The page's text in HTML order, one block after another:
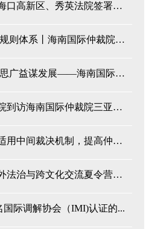
海南国际仲裁院与海口高新区、秀英法院签署商事纠纷多...
汇聚专家智慧 完善规则体系丨海南国际仲裁院召开仲裁...
凝聚共识提质效 集思广益谋发展——海南国际仲裁院举...
三亚市中级人民法院到访海南国际仲裁院三亚分院座谈交...
海国仲瞰见丨积极适用中间裁决机制，提高仲裁公信力
海南自由贸易港涉外法治与跨文化交流夏令营师生来我院...
国际调解协会（IMI)认证的...